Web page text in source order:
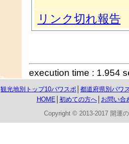
リンク切れ報告
execution time : 1.954
観光地別トップ10パワスポ 都道府県別パワ
HOME│ 初めての方へ│ お問い合
Copyright © 2013-2017 開運